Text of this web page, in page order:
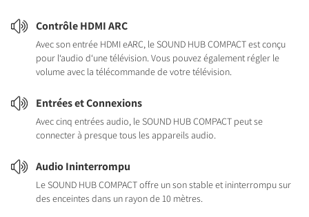
Contrôle HDMI ARC
Avec son entrée HDMI eARC, le SOUND HUB COMPACT est conçu
pour l‘audio d‘une télévision. Vous pouvez également régler le
volume avec la télécommande de votre télévision.
Entrées et Connexions
Avec cinq entrées audio, le SOUND HUB COMPACT peut se
connecter à presque tous les appareils audio.
Audio Ininterrompu
Le SOUND HUB COMPACT offre un son stable et ininterrompu sur
des enceintes dans un rayon de 10 mètres.